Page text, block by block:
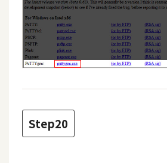
Step20